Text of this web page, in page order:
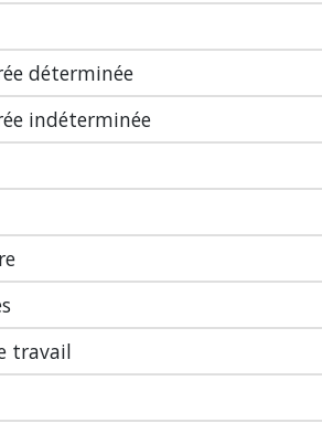
déterminée
indéterminée
travail